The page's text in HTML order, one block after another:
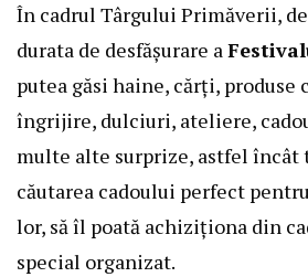
În cadrul Târgului Primăverii,
durata de desfășurare a
putea găsi haine, cărți, produse
îngrijire, dulciuri, ateliere,
multe alte surprize, astfel
căutarea cadoului perfect
lor, să îl poată achiziționa din
special organizat.